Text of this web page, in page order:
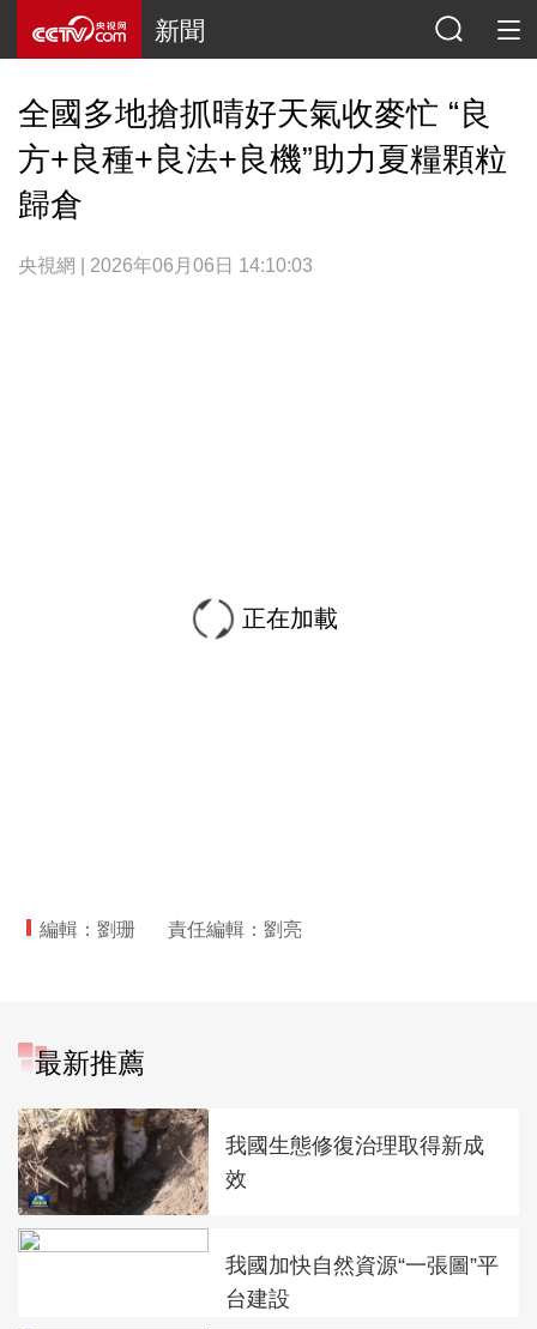
新聞
全國多地搶抓晴好天氣收麥忙 “良
方+良種+良法+良機”助力夏糧顆粒
歸倉
央視網 | 2026年06月06日 14:10:03
正在加載
編輯：劉珊 責任編輯：劉亮
最新推薦
我國生態修復治理取得新成
效
我國加快自然資源“一張圖”平
台建設